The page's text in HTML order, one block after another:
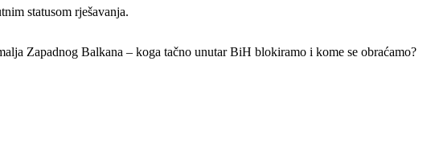
statusom rješavanja.
Zapadnog Balkana – koga tačno unutar BiH blokiramo i kome se obraćamo?